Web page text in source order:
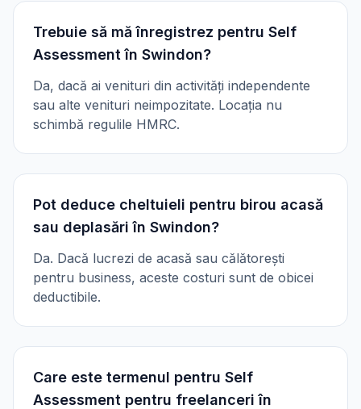
Trebuie să mă înregistrez pentru Self
Assessment în Swindon?
Da, dacă ai venituri din activități independente
sau alte venituri neimpozitate. Locația nu
schimbă regulile HMRC.
Pot deduce cheltuieli pentru birou acasă
sau deplasări în Swindon?
Da. Dacă lucrezi de acasă sau călătorești
pentru business, aceste costuri sunt de obicei
deductibile.
Care este termenul pentru Self
Assessment pentru freelanceri în